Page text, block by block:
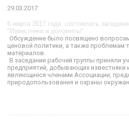
29.03.2017
6 марта 2017 года состоялось
"Известняки и доломиты".
Обсуждение было посвящено
ценовой политики, а также проблемам
материалов.
В заседании рабочей группы приняли
предприятий, добывающих известняки
являющиеся членами Ассоциации,
природопользования и охраны